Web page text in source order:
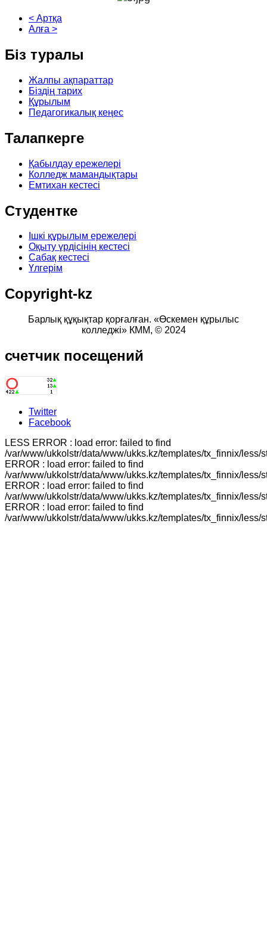
< Артқа
Алға >
Біз туралы
Жалпы ақпараттар
Біздің тарих
Құрылым
Педагогикалық кеңес
Талапкерге
Қабылдау ережелері
Колледж мамандықтары
Емтихан кестесі
Студентке
Ішкі құрылым ережелері
Оқыту үрдісінің кестесі
Сабақ кестесі
Үлгерім
Copyright-kz
Барлық құқықтар қорғалған. «Өскемен құрылыс
колледжі» КММ, © 2024
счетчик посещений
Twitter
Facebook
LESS ERROR : load error: failed to find
/var/www/ukkolstr/data/www/ukks.kz/templates/tx_finnix/less/
ERROR : load error: failed to find
/var/www/ukkolstr/data/www/ukks.kz/templates/tx_finnix/less/
ERROR : load error: failed to find
/var/www/ukkolstr/data/www/ukks.kz/templates/tx_finnix/less/
ERROR : load error: failed to find
/var/www/ukkolstr/data/www/ukks.kz/templates/tx_finnix/less/